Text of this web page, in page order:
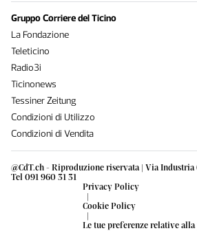
@CdT.ch - Riproduzione riservata | Via
Tel 091 960 31 31
Privacy Policy
|
Cookie Policy
|
Le tue preferenze relative
Gruppo Corriere del Ticino
La Fondazione
Teleticino
Radio3i
Ticinonews
Tessiner Zeitung
Condizioni di Utilizzo
Condizioni di Vendita